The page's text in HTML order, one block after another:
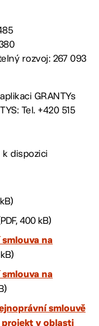
rozvoj: 267 093
GRANTYs
Tel. +420 515
k dispozici
400 kB)
smlouva na
smlouva na
smlouvě
v oblasti